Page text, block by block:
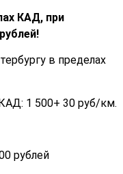
КАД, при
в пределах
1 500+ 30 руб/км.
рублей